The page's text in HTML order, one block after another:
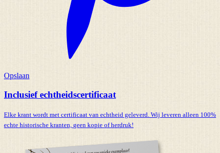
Opslaan
Inclusief echtheidscertificaat
Elke krant wordt met certificaat van echtheid geleverd. Wij leveren alleen 100%
echte historische kranten, geen kopie of herdruk!